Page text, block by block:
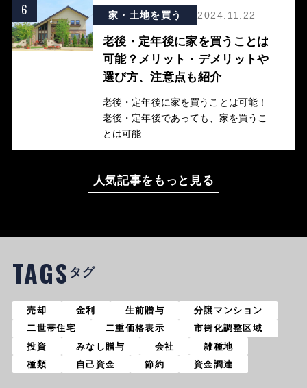
6 家・土地を買う 2024.11.22
老後・定年後に家を買うことは
可能？メリット・デメリットや
選び方、注意点も紹介
老後・定年後に家を買うことは可能！
老後・定年後であっても、家を買うこ
とは可能
人気記事をもっと見る
TAGS タグ
売却 金利 生前贈与
分譲マンション
二世帯住宅
二重価格表示
市街化調整区域
投資
みなし贈与 会社
雑種地
種類
自己資金 節約 資金調達